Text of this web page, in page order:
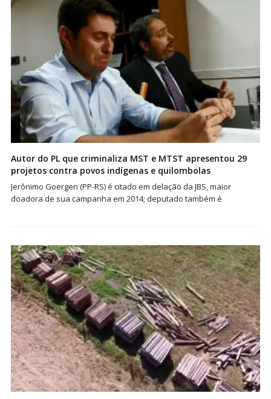
Autor do PL que criminaliza MST e MTST apresentou 29
projetos contra povos indígenas e quilombolas
Jerônimo Goergen (PP-RS) é citado em delação da JBS, maior
doadora de sua campanha em 2014; deputado também é